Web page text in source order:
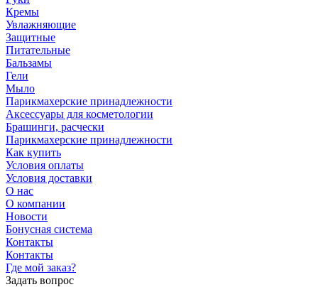
Кремы
Увлажняющие
Защитные
Питательные
Бальзамы
Гели
Мыло
Парикмахерские принадлежности
Аксессуары для косметологии
Брашинги, расчески
Парикмахерские принадлежности
Как купить
Условия оплаты
Условия доставки
О нас
О компании
Новости
Бонусная система
Контакты
Контакты
Где мой заказ?
Задать вопрос